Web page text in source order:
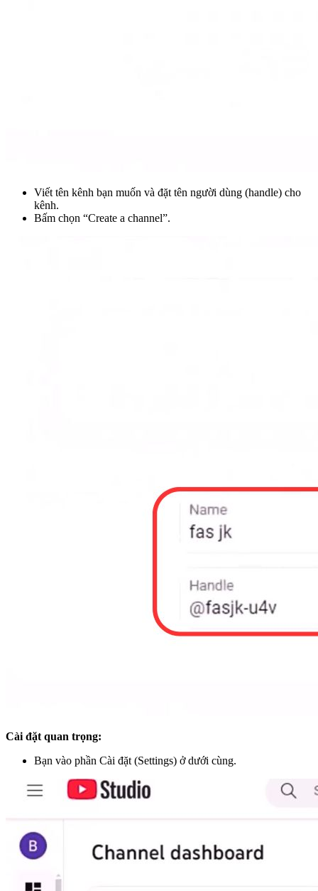
Viết tên kênh bạn muốn và đặt tên người dùng (handle) cho
kênh.
Bấm chọn “Create a channel”.
Cài đặt quan trọng:
Bạn vào phần Cài đặt (Settings) ở dưới cùng.